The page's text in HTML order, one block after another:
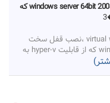
نصب قفل usb بر رویvirtual windows درwindows server 64bit 2008 که
به دلیل عدم شناسایی usb در virtual windows ،نصب قفل سخت
افزاری بر روی windows server 64bit 2008 که از قابلیت hyper-v به